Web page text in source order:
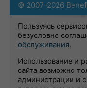
© 2007-2026
Пользуясь
безусловно
обслуживания.
Использование и
сайта возможно
администрации и